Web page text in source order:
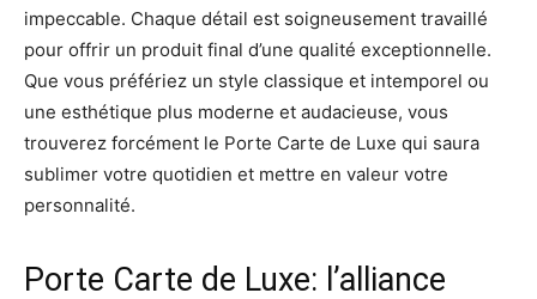
impeccable. Chaque détail est soigneusement travaillé
pour offrir un produit final d’une qualité exceptionnelle.
Que vous préfériez un style classique et intemporel ou
une esthétique plus moderne et audacieuse, vous
trouverez forcément le Porte Carte de Luxe qui saura
sublimer votre quotidien et mettre en valeur votre
personnalité.
Porte Carte de Luxe: l’alliance